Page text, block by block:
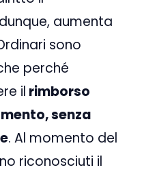
aumenta
sono
perché
il rimborso
senza
. Al momento del
riconosciuti il